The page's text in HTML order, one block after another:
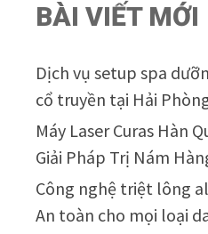
BÀI VIẾT MỚI
Dịch vụ setup spa
cổ truyền tại Hải
Máy Laser Curas Hàn
Giải Pháp Trị Nám
Công nghệ triệt lông
An toàn cho mọi loại